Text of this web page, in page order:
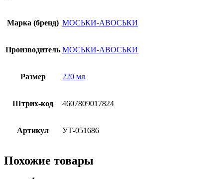
Марка (бренд) МОСЬКИ-АВОСЬКИ
Производитель МОСЬКИ-АВОСЬКИ
Размер 220 мл
Штрих-код 4607809017824
Артикул УТ-051686
Похожие товары